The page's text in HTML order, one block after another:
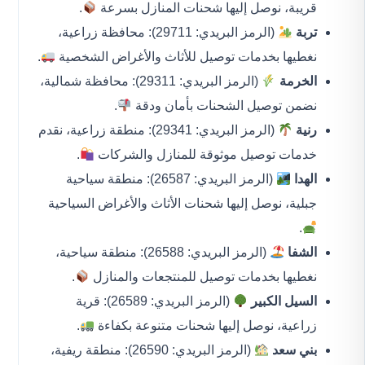
قريبة، نوصل إليها شحنات المنازل بسرعة
.
تربة
(الرمز البريدي: 29711): محافظة زراعية،
نغطيها بخدمات توصيل للأثاث والأغراض الشخصية
.
الخرمة
(الرمز البريدي: 29311): محافظة شمالية،
نضمن توصيل الشحنات بأمان ودقة
.
رنية
(الرمز البريدي: 29341): منطقة زراعية، نقدم
خدمات توصيل موثوقة للمنازل والشركات
.
الهدا
(الرمز البريدي: 26587): منطقة سياحية
جبلية، نوصل إليها شحنات الأثاث والأغراض السياحية
.
الشفا
(الرمز البريدي: 26588): منطقة سياحية،
نغطيها بخدمات توصيل للمنتجعات والمنازل
.
السيل الكبير
(الرمز البريدي: 26589): قرية
زراعية، نوصل إليها شحنات متنوعة بكفاءة
.
بني سعد
(الرمز البريدي: 26590): منطقة ريفية،